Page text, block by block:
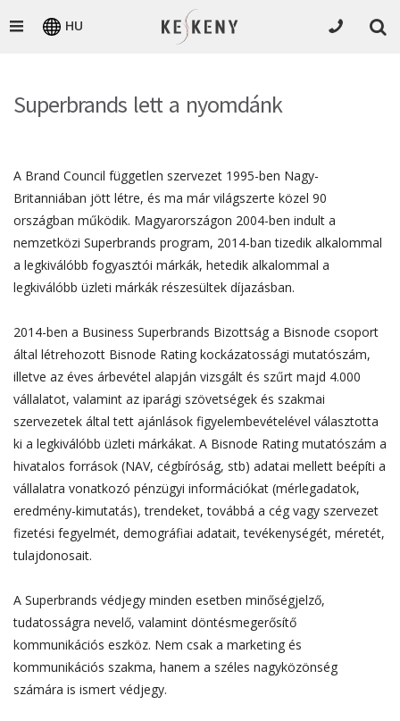
HU
Superbrands lett a nyomdánk
A Brand Council független szervezet 1995-ben Nagy-
Britanniában jött létre, és ma már világszerte közel 90
országban működik. Magyarországon 2004-ben indult a
nemzetközi Superbrands program, 2014-ban tizedik alkalommal
a legkiválóbb fogyasztói márkák, hetedik alkalommal a
legkiválóbb üzleti márkák részesültek díjazásban.
2014-ben a Business Superbrands Bizottság a Bisnode csoport
által létrehozott Bisnode Rating kockázatossági mutatószám,
illetve az éves árbevétel alapján vizsgált és szűrt majd 4.000
vállalatot, valamint az iparági szövetségek és szakmai
szervezetek által tett ajánlások figyelembevételével választotta
ki a legkiválóbb üzleti márkákat. A Bisnode Rating mutatószám a
hivatalos források (NAV, cégbíróság, stb) adatai mellett beépíti a
vállalatra vonatkozó pénzügyi információkat (mérlegadatok,
eredmény-kimutatás), trendeket, továbbá a cég vagy szervezet
fizetési fegyelmét, demográfiai adatait, tevékenységét, méretét,
tulajdonosait.
A Superbrands védjegy minden esetben minőségjelző,
tudatosságra nevelő, valamint döntésmegerősítő
kommunikációs eszköz. Nem csak a marketing és
kommunikációs szakma, hanem a széles nagyközönség
számára is ismert védjegy.